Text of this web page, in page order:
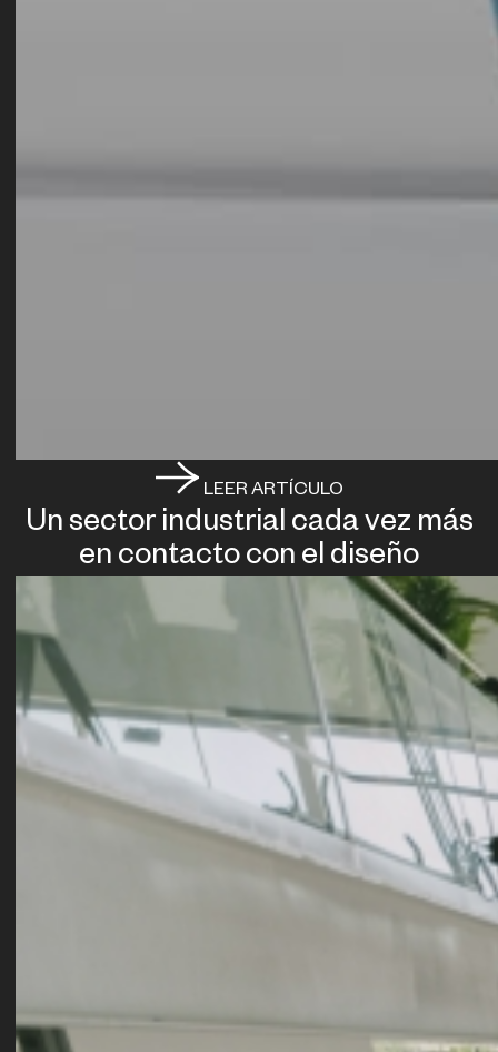
LEER ARTÍCULO
Un sector industrial cada vez más
en contacto con el diseño